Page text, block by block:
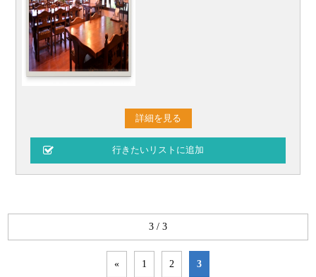
詳細を見る
3 / 3
« 1 2 3